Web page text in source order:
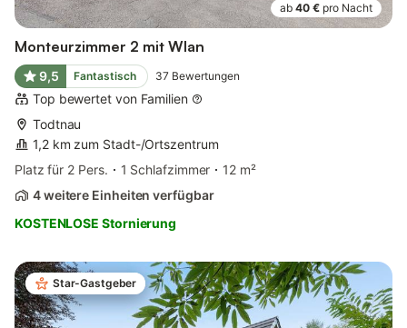
ab 40 € pro Nacht
Monteurzimmer 2 mit Wlan
9,5 Fantastisch 37 Bewertungen
Top bewertet von Familien
Todtnau
1,2 km zum Stadt-/Ortszentrum
Platz für 2 Pers.
1 Schlafzimmer
12 m²
4 weitere Einheiten verfügbar
KOSTENLOSE Stornierung
Star-Gastgeber